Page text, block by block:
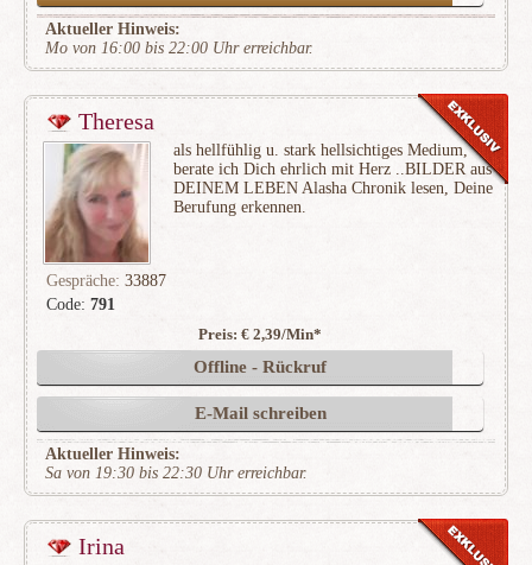
Aktueller Hinweis:
Mo von 16:00 bis 22:00 Uhr erreichbar.
Theresa
Code: 791
als hellfühlig u. stark hellsichtiges Medium,
berate ich Dich ehrlich mit Herz ..BILDER aus
DEINEM LEBEN Alasha Chronik lesen, Deine
Berufung erkennen.
Gespräche: 33887
(7890)
Preis: € 2,39/Min*
Offline - Rückruf
E-Mail schreiben
Aktueller Hinweis:
Sa von 19:30 bis 22:30 Uhr erreichbar.
Irina